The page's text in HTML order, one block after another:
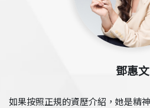
鄧惠文
如果按照正規的資歷介紹，她是精